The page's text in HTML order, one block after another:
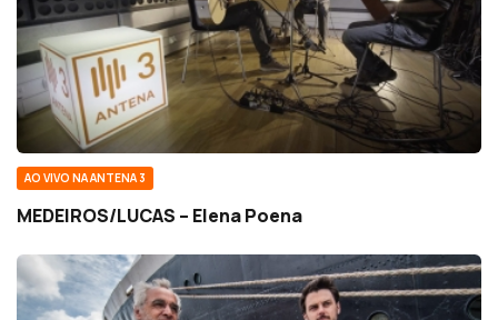
AO VIVO NA ANTENA 3
MEDEIROS/LUCAS – Elena Poena